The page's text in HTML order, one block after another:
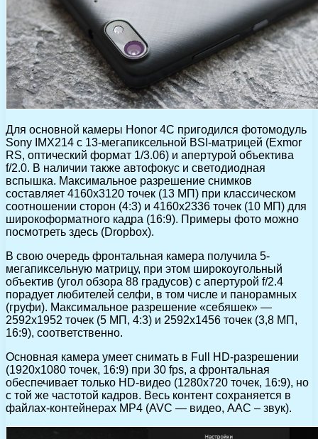
Для основной камеры Honor 4С пригодился фотомодуль
Sony IMX214 с 13-мегапиксельной BSI-матрицей (Exmor
RS, оптический формат 1/3.06) и апертурой объектива
f/2.0. В наличии также автофокус и светодиодная
вспышка. Максимальное разрешение снимков
составляет 4160х3120 точек (13 МП) при классическом
соотношении сторон (4:3) и 4160х2336 точек (10 МП) для
широкоформатного кадра (16:9). Примеры фото можно
посмотреть здесь (Dropbox).
В свою очередь фронтальная камера получила 5-
мегапиксельную матрицу, при этом широкоугольный
объектив (угол обзора 88 градусов) с апертурой f/2.4
порадует любителей селфи, в том числе и панорамных
(груфи). Максимальное разрешение «себяшек» —
2592х1952 точек (5 МП, 4:3) и 2592х1456 точек (3,8 МП,
16:9), соответственно.
Основная камера умеет снимать в Full HD-разрешении
(1920х1080 точек, 16:9) при 30 fps, а фронтальная
обеспечивает только HD-видео (1280х720 точек, 16:9), но
с той же частотой кадров. Весь контент сохраняется в
файлах-контейнерах MP4 (AVC — видео, AAC – звук).